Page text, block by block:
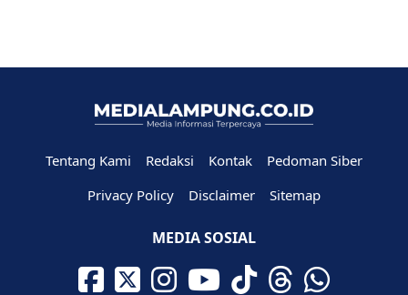
Tentang Kami Redaksi Kontak
Pedoman Siber
Privacy Policy
Disclaimer Sitemap
MEDIA SOSIAL